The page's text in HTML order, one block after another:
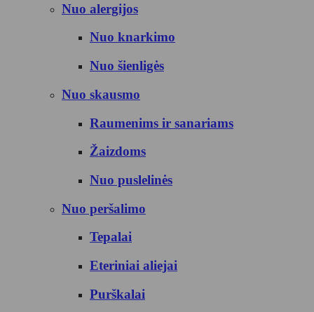
Nuo alergijos
Nuo knarkimo
Nuo šienligės
Nuo skausmo
Raumenims ir sanariams
Žaizdoms
Nuo puslelinės
Nuo peršalimo
Tepalai
Eteriniai aliejai
Purškalai